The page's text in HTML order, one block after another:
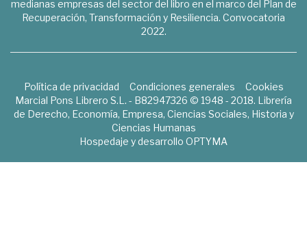
medianas empresas del sector del libro en el marco del Plan de
Recuperación, Transformación y Resiliencia. Convocatoria
2022.
Política de privacidad Condiciones generales
Cookies
Marcial Pons Librero S.L. - B82947326 © 1948 - 2018. Librería
de Derecho, Economía, Empresa, Ciencias Sociales, Historia y
Ciencias Humanas
Hospedaje y desarrollo OPTYMA